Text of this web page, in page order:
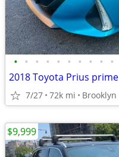
• • • • • • • • • •
2018 Toyota Prius prime
7/27 72k mi Brooklyn
$9,999